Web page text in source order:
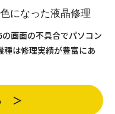
になった液晶修理
画面の不具合でパソコン
は修理実績が豊富にあ
＞